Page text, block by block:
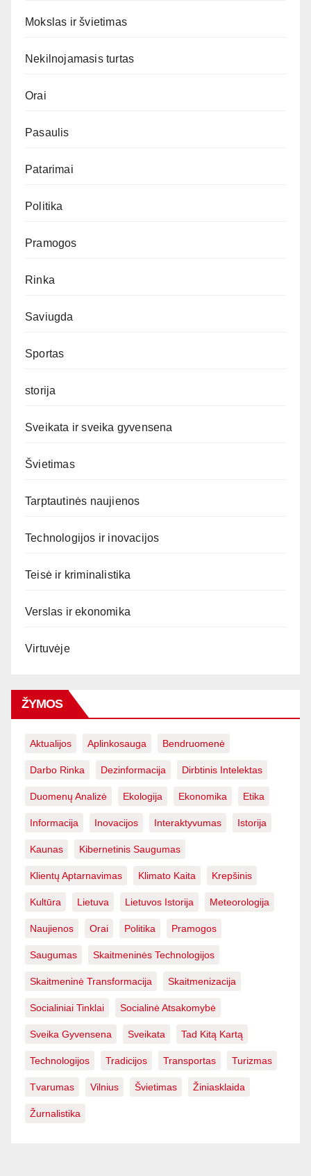
Mokslas ir švietimas
Nekilnojamasis turtas
Orai
Pasaulis
Patarimai
Politika
Pramogos
Rinka
Saviugda
Sportas
storija
Sveikata ir sveika gyvensena
Švietimas
Tarptautinės naujienos
Technologijos ir inovacijos
Teisė ir kriminalistika
Verslas ir ekonomika
Virtuvėje
ŽYMOS
Aktualijos Aplinkosauga Bendruomenė
Darbo Rinka Dezinformacija Dirbtinis Intelektas
Duomenų Analizė Ekologija Ekonomika Etika
Informacija Inovacijos Interaktyvumas Istorija
Kaunas Kibernetinis Saugumas
Klientų Aptarnavimas Klimato Kaita Krepšinis
Kultūra Lietuva Lietuvos Istorija Meteorologija
Naujienos Orai Politika Pramogos
Saugumas Skaitmeninės Technologijos
Skaitmeninė Transformacija Skaitmenizacija
Socialiniai Tinklai Socialinė Atsakomybė
Sveika Gyvensena Sveikata Tad Kitą Kartą
Technologijos Tradicijos Transportas Turizmas
Tvarumas Vilnius Švietimas Žiniasklaida
Žurnalistika